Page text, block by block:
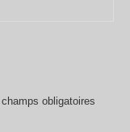
champs obligatoires